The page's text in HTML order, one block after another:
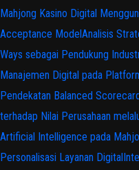
Mahjong Kasino Digital
Acceptance ModelAnalisis
Ways sebagai Pendukung
Manajemen Digital pada
Pendekatan Balanced
terhadap Nilai Perusahaan
Artificial Intelligence pada
Personalisasi Layanan Digital